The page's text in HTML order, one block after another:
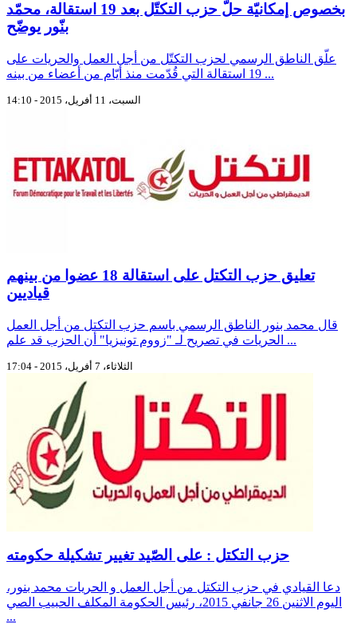
بخصوص إمكانيّة حلّ حزب التكتّل بعد 19 استقالة، محمّد
بنّور يوضّح
علّق الناطق الرسمي لحزب التكتّل من أجل العمل والحريات على
19 استقالة التي قُدّمت منذ أيّام من أعضاء من بينه ...
السبت، 11 أفريل، 2015 - 14:10
تعليق حزب التكتل على استقالة 18 عضوا من بينهم
قياديين
قال محمد بنور الناطق الرسمي باسم حزب التكتل من أجل العمل
الحريات في تصريح لـ "زووم تونيزيا" أن الحزب قد علم ...
الثلاثاء، 7 أفريل، 2015 - 17:04
حزب التكتل : على الصّيد تغيير تشكيلة حكومته
دعا القيادي في حزب التكتل من أجل العمل و الحريات محمد بنور،
اليوم الاثنين 26 جانفي 2015، رئيس الحكومة المكلف الحبيب الصي
...